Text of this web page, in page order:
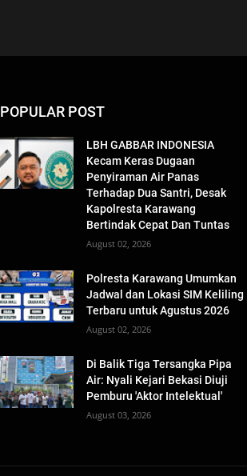
POPULAR POST
LBH GABBAR INDONESIA
Kecam Keras Dugaan
Penyiraman Air Panas
Terhadap Dua Santri, Desak
Kapolresta Karawang
Bertindak Cepat Dan Tuntas
August 02, 2026
Polresta Karawang Umumkan
Jadwal dan Lokasi SIM Keliling
Terbaru untuk Agustus 2026
August 02, 2026
Di Balik Tiga Tersangka Pipa
Air: Nyali Kejari Bekasi Diuji
Pemburu 'Aktor Intelektual'
August 03, 2026